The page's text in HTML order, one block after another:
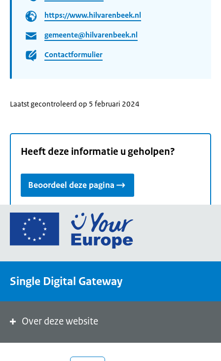
https://www.hilvarenbeek.nl
gemeente@hilvarenbeek.nl
Contactformulier
Laatst gecontroleerd op 5 februari 2024
Heeft deze informatie u geholpen?
Beoordeel deze pagina
Ga
de
een
de
Single Digital Gateway
Over deze website